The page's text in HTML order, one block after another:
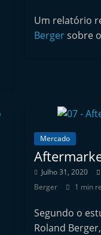
Um relatório
Bergersobre
Mercado
Julho 31, 2020
Berger
1 min
Segundo o
Roland